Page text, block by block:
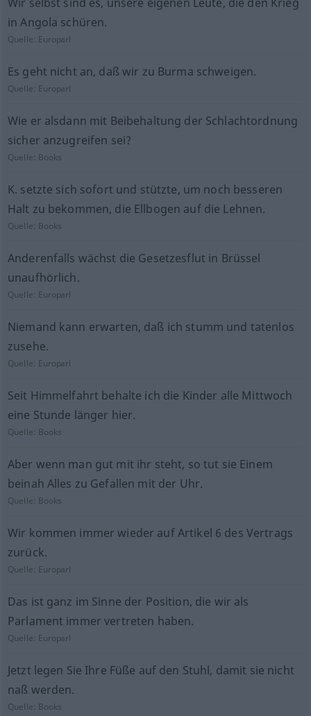
in Angola schüren.
Quelle: Europarl
Es geht nicht an, daß wir zu Burma schweigen.
Quelle: Europarl
Wie er alsdann mit Beibehaltung der Schlachtordnung
sicher anzugreifen sei?
Quelle: Books
K. setzte sich sofort und stützte, um noch besseren
Halt zu bekommen, die Ellbogen auf die Lehnen.
Quelle: Books
Anderenfalls wächst die Gesetzesflut in Brüssel
unaufhörlich.
Quelle: Europarl
Niemand kann erwarten, daß ich stumm und tatenlos
zusehe.
Quelle: Europarl
Seit Himmelfahrt behalte ich die Kinder alle Mittwoch
eine Stunde länger hier.
Quelle: Books
Aber wenn man gut mit ihr steht, so tut sie Einem
beinah Alles zu Gefallen mit der Uhr.
Quelle: Books
Wir kommen immer wieder auf Artikel 6 des Vertrags
zurück.
Quelle: Europarl
Das ist ganz im Sinne der Position, die wir als
Parlament immer vertreten haben.
Quelle: Europarl
Jetzt legen Sie Ihre Füße auf den Stuhl, damit sie nicht
naß werden.
Quelle: Books